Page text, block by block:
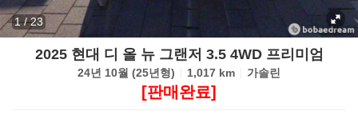
1/23
2025 현대 디 올 뉴 그랜저 3.5 4WD 프리미엄
24년 10월 (25년형) 1,017 km 가솔린
[판매완료]